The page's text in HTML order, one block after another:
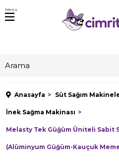
Menu
Anasayfa Süt Sağım
İnek Sağma Makinası
Melasty Tek Güğüm Üniteli Sabit
(Alüminyum Güğüm-Kauçuk